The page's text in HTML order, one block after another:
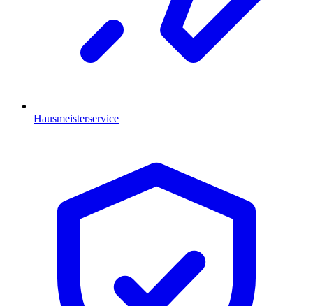
Hausmeisterservice